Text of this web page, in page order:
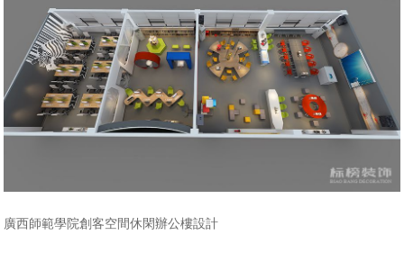
廣西師範學院創客空間休閑辦公樓設計